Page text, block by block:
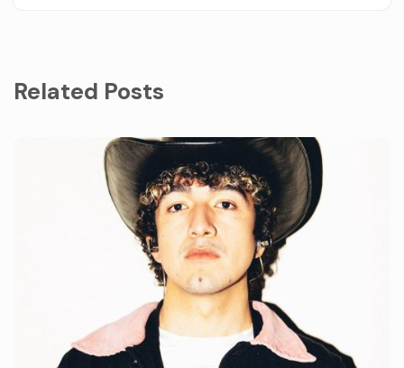
Related Posts